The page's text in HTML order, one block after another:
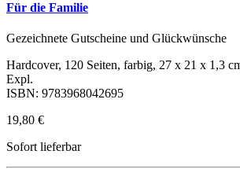
Für die Familie
Gezeichnete Gutscheine und Glückwünsche
Hardcover, 120 Seiten, farbig, 27 x 21 x 1,3
Expl.
ISBN: 9783968042695
19,80 €
Sofort lieferbar